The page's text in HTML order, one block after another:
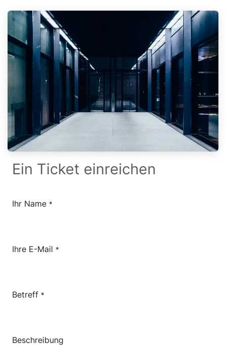
Ein Ticket einreichen
Ihr Name *
Ihre E-Mail *
Betreff *
Beschreibung